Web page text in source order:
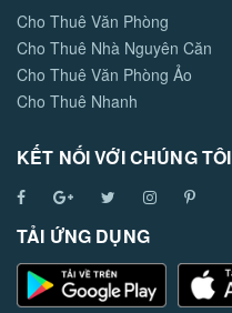
Cho Thuê Văn Phòng
Cho Thuê Nhà Nguyên Căn
Cho Thuê Văn Phòng Ảo
Cho Thuê Nhanh
KẾT NỐI VỚI CHÚNG TÔI
TẢI ỨNG DỤNG